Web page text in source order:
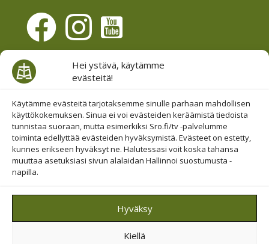
Hei ystävä, käytämme
evästeitä!
Käytämme evästeitä tarjotaksemme sinulle parhaan mahdollisen
käyttökokemuksen. Sinua ei voi evästeiden keräämistä tiedoista
tunnistaa suoraan, mutta esimerkiksi Sro.fi/tv -palvelumme
toiminta edellyttää evästeiden hyväksymistä. Evästeet on estetty,
kunnes erikseen hyväksyt ne. Halutessasi voit koska tahansa
muuttaa asetuksiasi sivun alalaidan Hallinnoi suostumusta -
napilla.
Hyväksy
Kiellä
Evästesuostumus
Hallinnoi evästeitä
Etsi sivuiltamme
© 2019-2026 Suomen Raamattuopiston Säätiö
Saavutettavuus huomioitu